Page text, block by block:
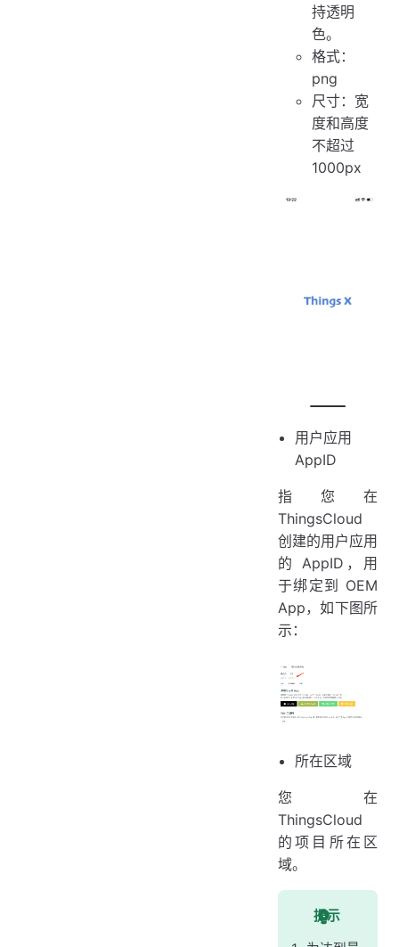
持透明
色。
格式：
png
尺寸：宽
度和高度
不超过
1000px
用户应用
AppID
指您在
ThingsCloud
创建的用户应用
的 AppID，用
于绑定到 OEM
App，如下图所
示：
所在区域
您在
ThingsCloud
的项目所在区
域。
提示